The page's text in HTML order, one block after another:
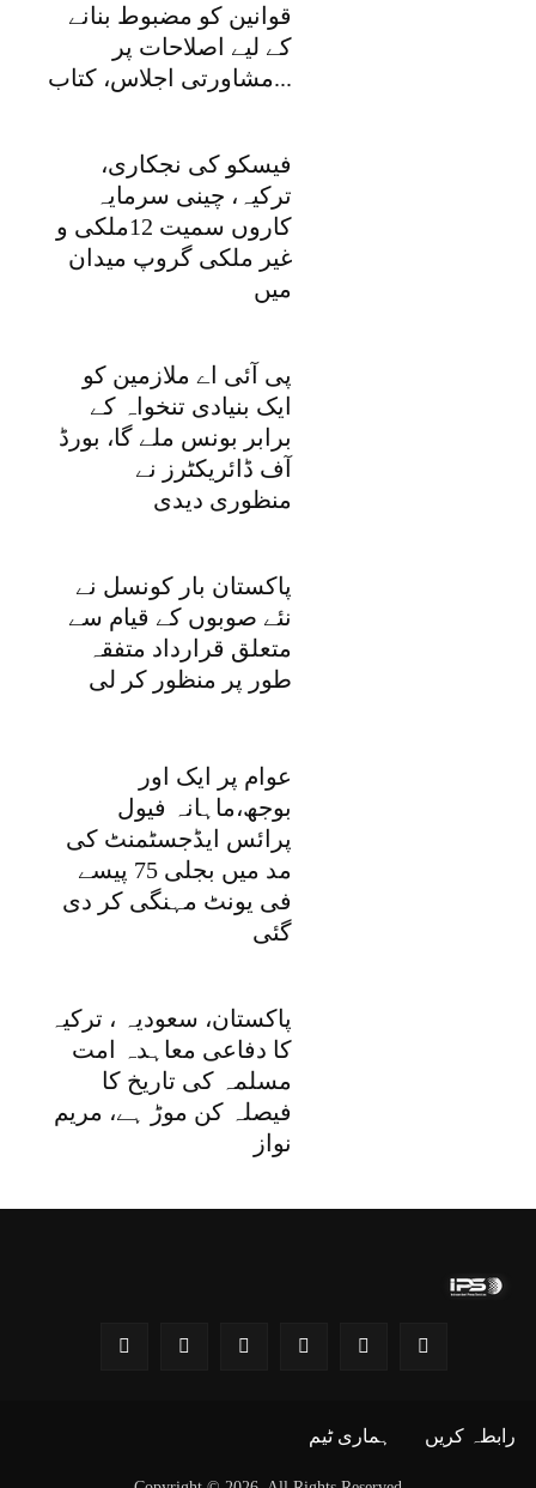
قوانین کو مضبوط بنانے
کے لیے اصلاحات پر
مشاورتی اجلاس، کتاب...
فیسکو کی نجکاری،
ترکیہ، چینی سرمایہ
کاروں سمیت 12ملکی و
غیر ملکی گروپ میدان
میں
پی آئی اے ملازمین کو
ایک بنیادی تنخواہ کے
برابر بونس ملے گا، بورڈ
آف ڈائریکٹرز نے
منظوری دیدی
پاکستان بار کونسل نے
نئے صوبوں کے قیام سے
متعلق قرارداد متفقہ
طور پر منظور کر لی
عوام پر ایک اور
بوجھ،ماہانہ فیول
پرائس ایڈجسٹمنٹ کی
مد میں بجلی 75 پیسے
فی یونٹ مہنگی کر دی
گئی
پاکستان، سعودیہ ، ترکیہ
کا دفاعی معاہدہ امت
مسلمہ کی تاریخ کا
فیصلہ کن موڑ ہے، مریم
نواز
رابطہ کریں ہماری ٹیم